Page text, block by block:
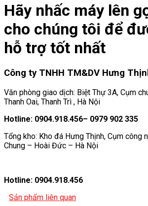
Hãy nhấc máy lên
cho chúng tôi để
hỗ trợ tốt nhất
Công ty TNHH TM&DV Hưng
Văn phòng giao dịch: Biệt Thự 3A, Cụm
Thanh Oai, Thanh Trì , Hà Nội
Hotline: 0904.918.456– 0979 902 335
Tổng kho: Kho đá Hưng Thịnh, Cụm công
Chung – Hoài Đức – Hà Nội
Hotline: 0904.918.456
Sản phẩm liên quan